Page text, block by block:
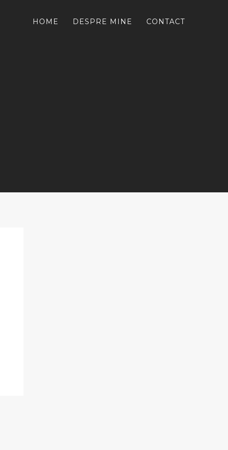
HOME DESPRE MINE CONTACT